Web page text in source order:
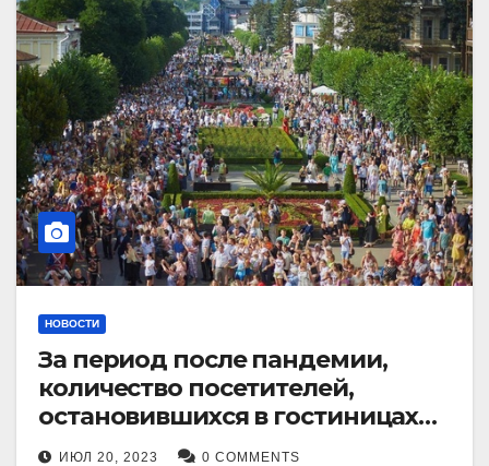
НОВОСТИ
За период после пандемии,
количество посетителей,
остановившихся в гостиницах
Кисловодска, выросло в 2,5 раза.
ИЮЛ 20, 2023 0 COMMENTS